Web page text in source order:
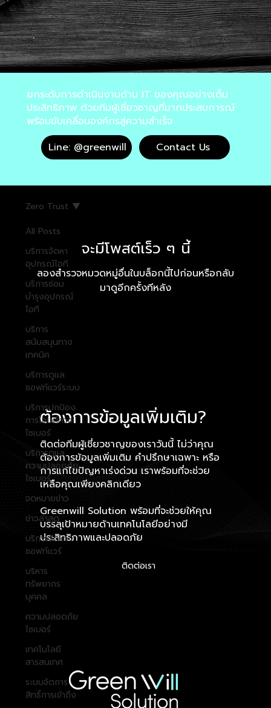
All Posts
บริการจัดหา
อุปกรณ์ไอที
บริการซ่อม
บำรุงอุปกรณ์
ไอที
บริการ
สนับสนุนทาง
เทคนิค
บริการดูแล
ซอฟท์แวร์ระบบ
บริการปกป้อง
การโจมตีทาง
ไซเบอร์
บริการดูแล
ความปลอดภัย
ไซเบอร์
จดหมายข่าว
ข่าวล่าสุด
บริการจัดหา
ซอฟท์แวร์
บริหาร
ทรัพยากร
บุคคล
ความปลอดภัย
ไซเบอร์
เทคโนโลยี
สารสนเทศ
ระบบจัดการ
สิทธิ์การเข้าถึง
Zero Trust
จะมีโพสต์เร็ว ๆ นี้
ลองสำรวจหมวดหมู่อื่นในบล็อกนี้ไปก่อนหรือกลับ
มาดูอีกครั้งทีหลัง
ยกระดับการดำเนินงานด้าน IT ของคุณอย่างเต็ม
ประสิทธิภาพ ด้วยทีมผู้เชี่ยวชาญที่มากประสบการณ์
พร้อมขับเคลื่อนองค์กรสู่ความสำเร็จ
Line: @greenwill
Contact Us
ต้องการข้อมูลเพิ่มเติม?
ติดต่อทีมผู้เชี่ยวชาญของเราวันนี้ ไม่ว่าคุณ
ต้องการข้อมูลเพิ่มเติม คำปรึกษาเฉพาะ หรือ
การแก้ไขปัญหาเร่งด่วน เราพร้อมที่จะช่วย
เหลือคุณเพียงคลิกเดียว
Greenwill Solution พร้อมที่จะช่วยให้คุณ
บรรลุเป้าหมายด้านเทคโนโลยีอย่างมี
ประสิทธิภาพและปลอดภัย
ติดต่อเรา